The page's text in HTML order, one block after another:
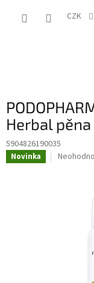
CZK
Herbal
5904826190035
Novinka
Průměrné